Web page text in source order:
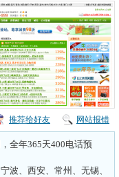
推荐给好友 网站报错
全年365天400电话预
波、西安、常州、无锡、